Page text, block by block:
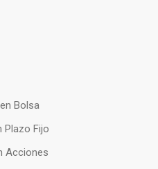
Bolsa
Plazo Fijo
Acciones